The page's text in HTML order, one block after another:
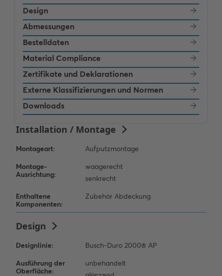
Design
Abmessungen
Bestelldaten
Material Compliance
Zertifikate und Deklarationen
Externe Klassifizierungen und Normen
Downloads